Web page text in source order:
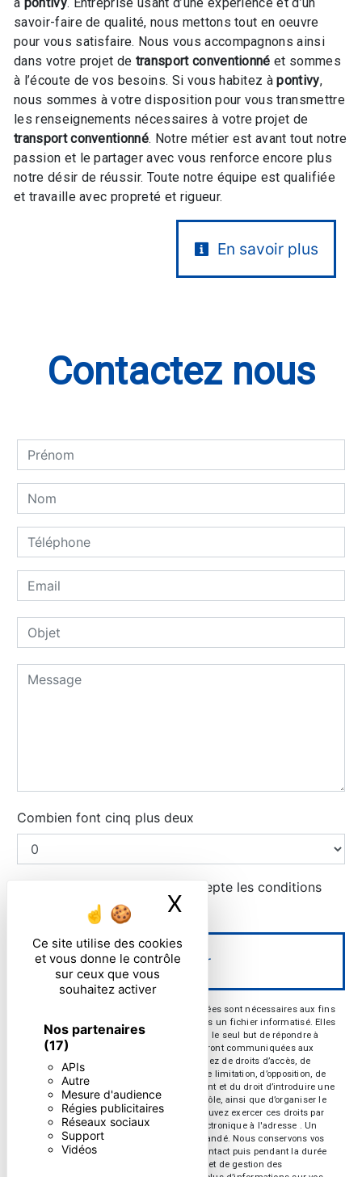
Ce site utilise des cookies
et vous donne le contrôle
sur ceux que vous
souhaitez activer
Nos partenaires
(17)
APIs
Autre
Mesure d'audience
Régies publicitaires
Réseaux sociaux
Support
Vidéos
X Masquer le
savoir-faire de qualité, nous mettons tout en oeuvre
pour vous satisfaire. Nous vous accompagnons ainsi
dans votre projet de transport conventionné et sommes
à l’écoute de vos besoins. Si vous habitez àpontivy,
nous sommes à votre disposition pour vous transmettre
les renseignements nécessaires à votre projet de
transport conventionné. Notre métier est avant tout notre
passion et le partager avec vous renforce encore plus
notre désir de réussir. Toute notre équipe est qualifiée
et travaille avec propreté et rigueur.
En savoir plus
Contactez nous
Combien font cinq plus deux
En cochant cette case, j'accepte les conditions
particulières ci-dessous **
Envoyer
** Les données personnelles communiquées sont nécessaires aux fins
de vous contacter et sont enregistrées dans un fichier informatisé. Elles
sont destinées à et ses sous-traitants dans le seul but de répondre à
votre message. Les données collectées seront communiquées aux
seuls destinataires suivants: . Vous disposez de droits d’accès, de
rectification, d’effacement, de portabilité, de limitation, d’opposition, de
retrait de votre consentement à tout moment et du droit d’introduire une
réclamation auprès d’une autorité de contrôle, ainsi que d’organiser le
sort de vos données post-mortem. Vous pouvez exercer ces droits par
voie postale à l'adresse ou par courrier électronique à l'adresse . Un
justificatif d'identité pourra vous être demandé. Nous conservons vos
données pendant la période de prise de contact puis pendant la durée
de prescription légale aux fins probatoires et de gestion des